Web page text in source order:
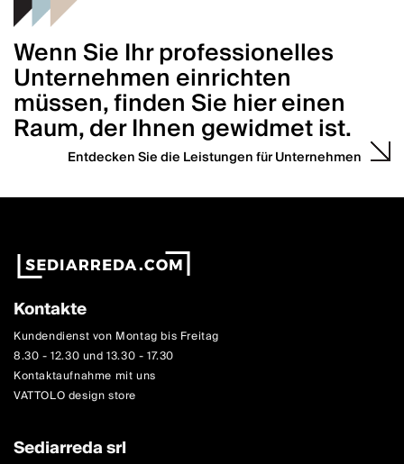
Wenn Sie Ihr professionelles
Unternehmen einrichten
müssen, finden Sie hier einen
Raum, der Ihnen gewidmet ist.
Entdecken Sie die Leistungen für Unternehmen
Kontakte
Kundendienst von Montag bis Freitag
8.30 - 12.30 und 13.30 - 17.30
Kontaktaufnahme mit uns
VATTOLO design store
Sediarreda srl